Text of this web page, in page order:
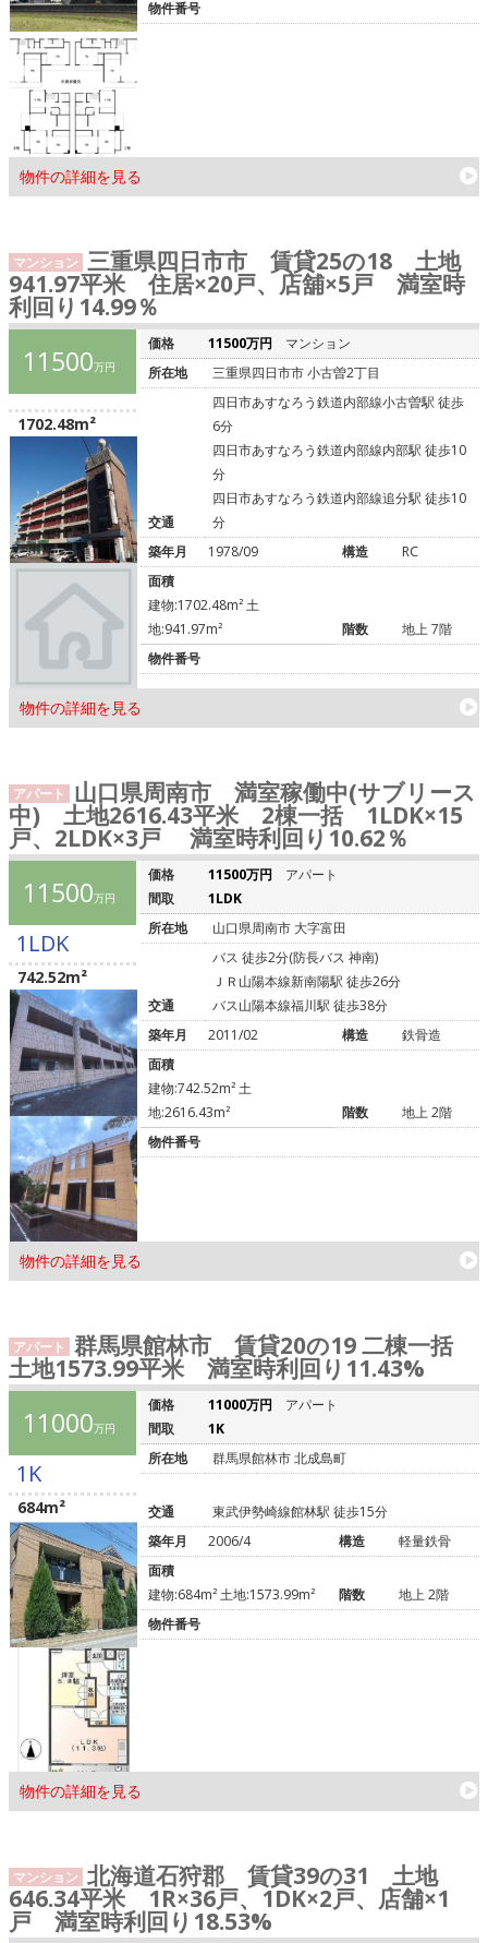
物件の詳細を見る
物件番号
マンション 三重県四日市市 賃貸25の18 土地
941.97平米 住居×20戸、店舖×5戸 満室時
利回り14.99％
11500万円
1702.48m²
物件の詳細を見る
価格 11500万円
マンション
所在地
三重県四日市市 小古曽2丁目
交通
四日市あすなろう鉄道内部線小古曽駅 徒歩
6分
四日市あすなろう鉄道内部線内部駅 徒歩10
分
四日市あすなろう鉄道内部線追分駅 徒歩10
分
築年月
1978/09 構造
RC
面積
建物:1702.48m² 土
地:941.97m²
階数
地上 7階
物件番号
アパート 山口県周南市 満室稼働中(サブリース
中) 土地2616.43平米 2棟一括 1LDK×15
戸、2LDK×3戸 満室時利回り10.62％
11500万円
1LDK
742.52m²
物件の詳細を見る
価格 11500万円
アパート
間取
1LDK
所在地
山口県周南市 大字富田
交通
バス 徒歩2分(防長バス 神南)
ＪＲ山陽本線新南陽駅 徒歩26分
バス山陽本線福川駅 徒歩38分
築年月
2011/02 構造
鉄骨造
面積
建物:742.52m² 土
地:2616.43m²
階数
地上 2階
物件番号
アパート 群馬県館林市 賃貸20の19 二棟一括
土地1573.99平米 満室時利回り11.43%
11000万円
1K
684m²
物件の詳細を見る
価格 11000万円
アパート
間取
1K
所在地
群馬県館林市 北成島町
交通
東武伊勢崎線館林駅 徒歩15分
築年月
2006/4 構造
軽量鉄骨
面積
建物:684m² 土地:1573.99m²
階数
地上 2階
物件番号
マンション 北海道石狩郡 賃貸39の31 土地
646.34平米 1R×36戸、1DK×2戸、店舗×1
戸 満室時利回り18.53%